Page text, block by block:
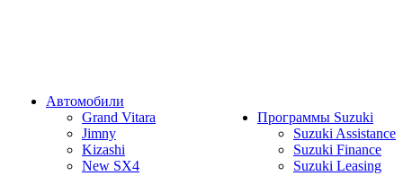
Автомобили
Grand Vitara
Jimny
Kizashi
New SX4
Программы Suzuki
Suzuki Assistance
Suzuki Finance
Suzuki Leasing